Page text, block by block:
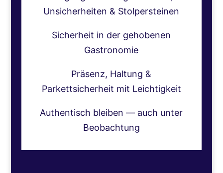
Unsicherheiten & Stolpersteinen
Sicherheit in der gehobenen
Gastronomie
Präsenz, Haltung &
Parkettsicherheit mit Leichtigkeit
Authentisch bleiben — auch unter
Beobachtung